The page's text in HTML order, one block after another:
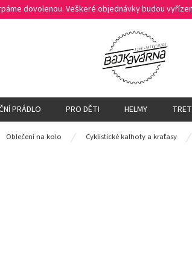
dovolenou. Veškeré objednávky budou
PRÁDLO PRO DĚTI HELMY
Oblečení na kolo Cyklistické kalhoty a kraťasy